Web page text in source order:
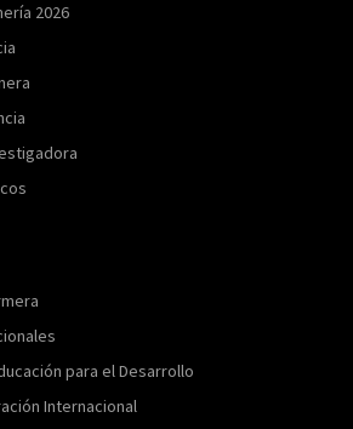
2026
para el Desarrollo
Internacional